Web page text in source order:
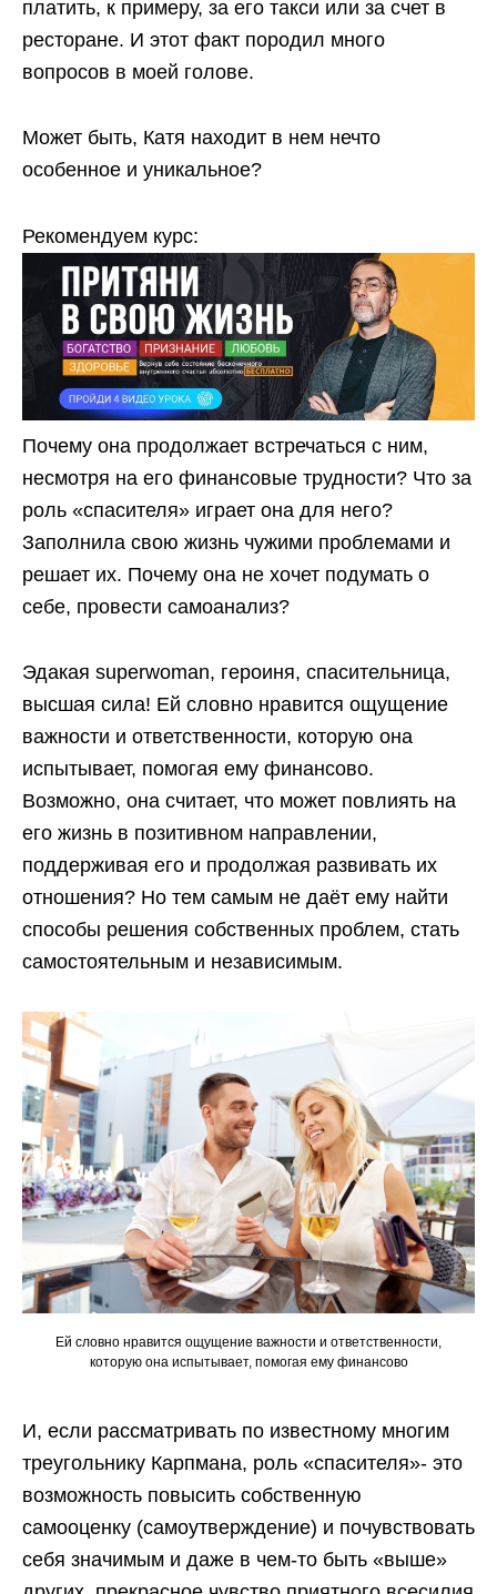
платить, к примеру, за его такси или за счет в
ресторане. И этот факт породил много
вопросов в моей голове.
Может быть, Катя находит в нем нечто
особенное и уникальное?
Рекомендуем курс:
Почему она продолжает встречаться с ним,
несмотря на его финансовые трудности? Что за
роль «спасителя» играет она для него?
Заполнила свою жизнь чужими проблемами и
решает их. Почему она не хочет подумать о
себе, провести самоанализ?
Эдакая superwoman, героиня, спасительница,
высшая сила! Ей словно нравится ощущение
важности и ответственности, которую она
испытывает, помогая ему финансово.
Возможно, она считает, что может повлиять на
его жизнь в позитивном направлении,
поддерживая его и продолжая развивать их
отношения? Но тем самым не даёт ему найти
способы решения собственных проблем, стать
самостоятельным и независимым.
Ей словно нравится ощущение важности и ответственности,
которую она испытывает, помогая ему финансово
И, если рассматривать по известному многим
треугольнику Карпмана, роль «спасителя»- это
возможность повысить собственную
самооценку (самоутверждение) и почувствовать
себя значимым и даже в чем-то быть «выше»